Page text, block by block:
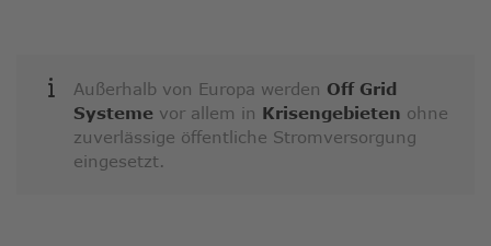
Außerhalb von Europa werden Off Grid
Systeme vor allem in Krisengebieten ohne
zuverlässige öffentliche Stromversorgung
eingesetzt.